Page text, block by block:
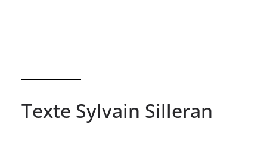
Texte Sylvain Silleran